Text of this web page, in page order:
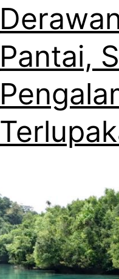
Pantai,